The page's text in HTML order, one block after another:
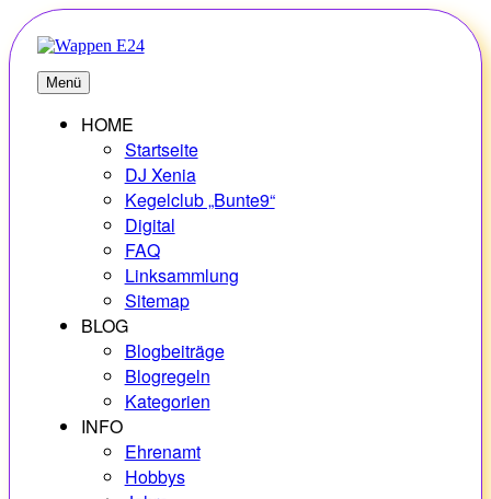
Zum
Inhalt
springen
E24
Erlebnisse – Hobbys – Vielfalt
Menü
HOME
Startseite
DJ Xenia
Kegelclub „Bunte9“
Digital
FAQ
Linksammlung
Sitemap
BLOG
Blogbeiträge
Blogregeln
Kategorien
INFO
Ehrenamt
Hobbys